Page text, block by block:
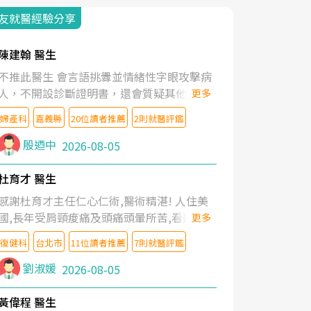
就醫經驗分享
建翰 醫生
推此醫生 會言語挑釁並情緒性字眼攻擊病
，不開設診斷證明書，還會質疑其他醫生
判斷！
更多
婦產科 嘉義縣 20位讀者推薦 2則就醫評鑑
殷迺中 2026-08-05
育才 醫生
謝杜育才主任仁心仁術,醫術精湛! 人住美
,長年受肩頸痠痛及頭痛頭暈所苦,看遍名醫
授,做了各種檢查,也嘗試過西醫打針,中醫
灸及物理徒手治療都沒有用,後來連吃到嗎
類止痛藥都效果有限,只是壓症狀,沒多久就
起來,多年失眠嚴重影響生活品質. 台灣親
介紹忠孝醫院杜育才主任是頸頭症候群專
更多
復健科 台北市 11位讀者推薦 7則就醫評鑑
劉淑媛 2026-08-05
偉程 醫生